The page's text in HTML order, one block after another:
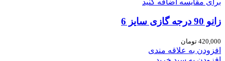
برای مقایسه اضافه کنید
زانو 90 درجه گازی سایز 6
420,000 تومان
افزودن به علاقه مندی